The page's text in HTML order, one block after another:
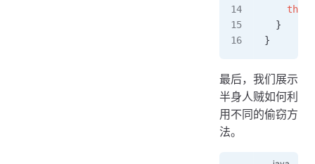
    this
  }
}
最后，我们展示
半身人贼如何利
用不同的偷窃方
法。